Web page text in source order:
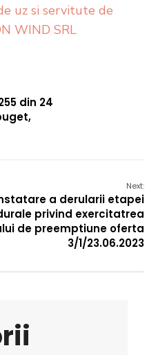
uz si servitute de
WIND SRL
din 24
Next:
a derularii etapei
privind exercitatrea
de preemptiune oferta
3/1/23.06.2023